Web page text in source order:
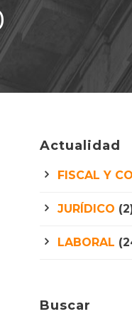
Actualidad
FISCAL Y
JURÍDICO
LABORAL
Buscar